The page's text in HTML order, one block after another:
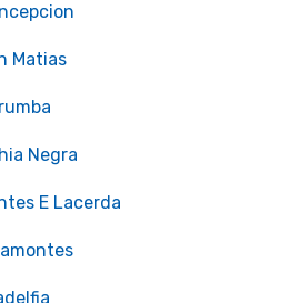
Matias
Negra
E Lacerda